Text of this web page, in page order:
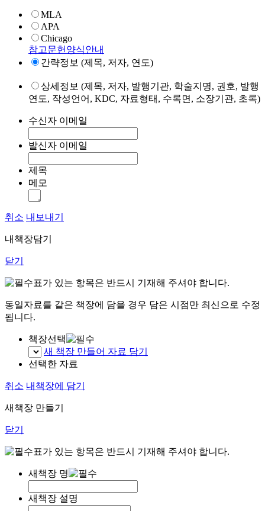
MLA
APA
Chicago
참고문헌양식안내
간략정보 (제목, 저자, 연도)
상세정보 (제목, 저자, 발행기관, 학술지명, 권호, 발행
연도, 작성언어, KDC, 자료형태, 수록면, 소장기관, 초록)
수신자 이메일
발신자 이메일
제목
메모
취소 내보내기
내책장담기
닫기
표가 있는 항목은 반드시 기재해 주셔야 합니다.
동일자료를 같은 책장에 담을 경우 담은 시점만 최신으로 수정
됩니다.
책장선택
새 책장 만들어 자료 담기
선택한 자료
취소 내책장에 담기
새책장 만들기
닫기
표가 있는 항목은 반드시 기재해 주셔야 합니다.
새책장 명
새책장 설명